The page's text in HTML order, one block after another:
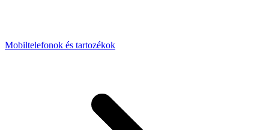
Mobiltelefonok és tartozékok